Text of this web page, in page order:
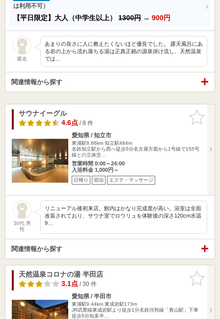
は利用不可）
【平日限定】大人（中学生以上） 1300円 → 900円
匿名
あまりの良さに人に教えたくないほど優良でした。 露天風呂にあ
る岩の上から流れ落ちる湯は正真正銘の源泉掛け流し、天然温泉
では…
関連情報から探す
お気に入
りに追加
サウナイーグル
4.6点/ 8 件
愛知県 / 知立市
東浦駅8.86km 知立駅484m
名鉄知立駅から西へ徒歩5分名古屋方面から1号線で155号
線との立体交…
営業時間 0:00～24:00
入浴料金 1,000円～
日帰り 宿泊 エステ・マッサージ
30代 男
性
リニューアル後初来店。館内はかなり完成度が高い。浴室は全面
改装されており、サウナ室でロウリュを体験後の深さ120cm水温
9…
関連情報から探す
お気に入
りに追加
天然温泉コロナの湯 半田店
3.1点/ 30 件
愛知県 / 半田市
東浦駅9.44km 東成岩駅173m
JR武豊線東成岩駅より徒歩1分名鉄河和線「青山駅」下車
徒歩5分知多半…